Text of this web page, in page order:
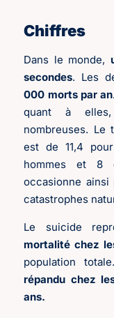
Chiffres
Dans le monde,
secondes. Les
000 morts par an
quant à
nombreuses. Le
est de 11,4
hommes et 8
occasionne
catastrophes
Le suicide
mortalité chez
population
répandu chez
ans.